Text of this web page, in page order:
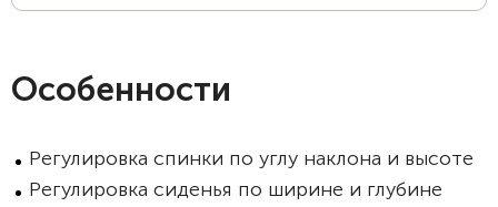
Особенности
Регулировка спинки по углу наклона и высоте
Регулировка сиденья по ширине и глубине